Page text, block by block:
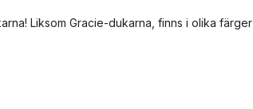
Liksom Gracie-dukarna, finns i olika färger